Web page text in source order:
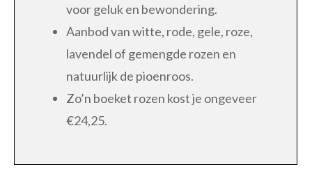
voor geluk en bewondering.
Aanbod van witte, rode, gele, roze,
lavendel of gemengde rozen en
natuurlijk de pioenroos.
Zo’n boeket rozen kost je ongeveer
€24,25.